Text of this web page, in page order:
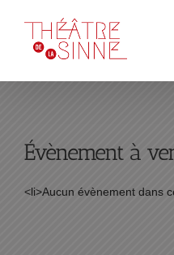
contenu
Évènement à
<li>Aucun évènement dans